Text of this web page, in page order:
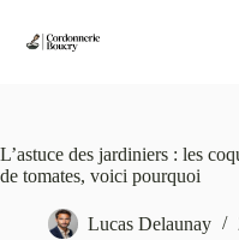
contenu
L’astuce des jardiniers : les
de tomates, voici pourquoi
Lucas Delaunay